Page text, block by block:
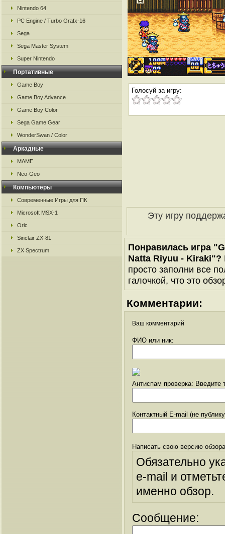
Nintendo 64
PC Engine / Turbo Grafx-16
Sega
Sega Master System
Super Nintendo
Портативные
Game Boy
Game Boy Advance
Game Boy Color
Sega Game Gear
WonderSwan / Color
Аркадные
MAME
Neo-Geo
Компьютеры
Современные Игры для ПК
Microsoft MSX-1
Oric
Sinclair ZX-81
ZX Spectrum
Голосуй за игру:
Эту игру
Понравилась игра
Natta Riyuu - Kiraki"?
просто заполни все
галочкой, что это
Комментарии:
Ваш комментарий
ФИО или ник:
Антиспам проверка: Введите
Контактный E-mail (не
Написать свою версию
Обязательно
e-mail и
именно обзор.
Сообщение: